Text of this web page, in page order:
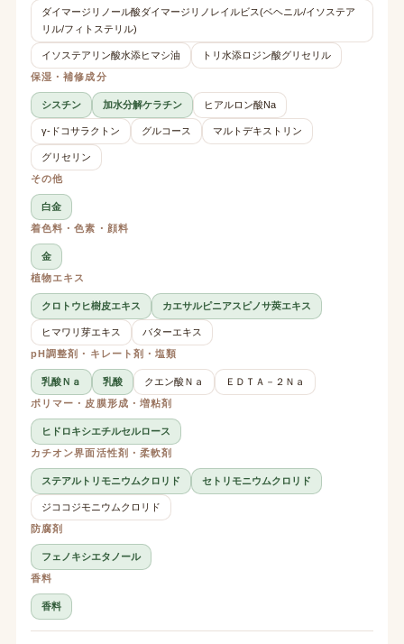
ダイマージリノール酸ダイマージリノレイルビス(ベヘニル/イソステア
リル/フィトステリル)
イソステアリン酸水添ヒマシ油
トリ水添ロジン酸グリセリル
保湿・補修成分
シスチン 加水分解ケラチン ヒアルロン酸Na
γ-ドコサラクトン グルコース マルトデキストリン
グリセリン
その他
白金
着色料・色素・顔料
金
植物エキス
クロトウヒ樹皮エキス カエサルピニアスピノサ莢エキス
ヒマワリ芽エキス
バターエキス
pH調整剤・キレート剤・塩類
乳酸Ｎａ 乳酸 クエン酸Ｎａ
ＥＤＴＡ－２Ｎａ
ポリマー・皮膜形成・増粘剤
ヒドロキシエチルセルロース
カチオン界面活性剤・柔軟剤
ステアルトリモニウムクロリド セトリモニウムクロリド
ジココジモニウムクロリド
防腐剤
フェノキシエタノール
香料
香料